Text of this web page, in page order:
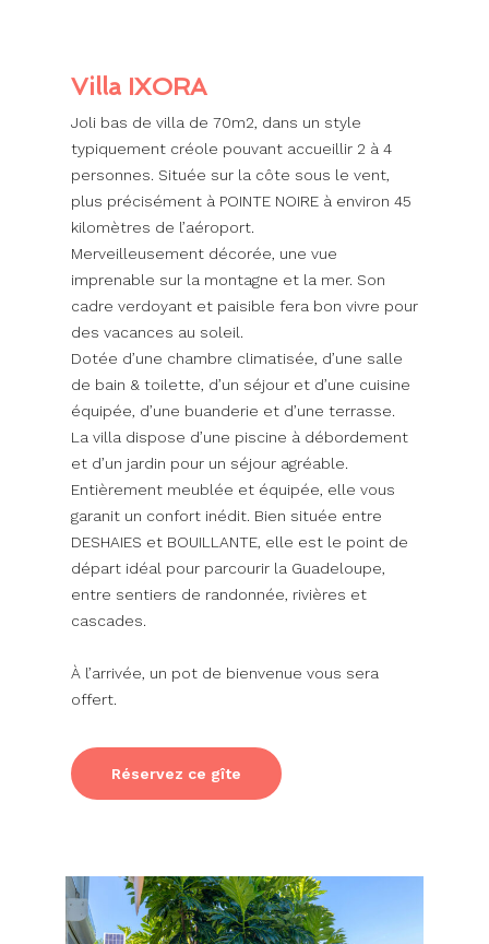
Villa IXORA
Joli bas de villa de 70m2, dans un style
typiquement créole pouvant accueillir 2 à 4
personnes. Située sur la côte sous le vent,
plus précisément à POINTE NOIRE à environ 45
kilomètres de l’aéroport.
Merveilleusement décorée, une vue
imprenable sur la montagne et la mer. Son
cadre verdoyant et paisible fera bon vivre pour
des vacances au soleil.
Dotée d’une chambre climatisée, d’une salle
de bain & toilette, d’un séjour et d’une cuisine
équipée, d’une buanderie et d’une terrasse.
La villa dispose d’une piscine à débordement
et d’un jardin pour un séjour agréable.
Entièrement meublée et équipée, elle vous
garanit un confort inédit. Bien située entre
DESHAIES et BOUILLANTE, elle est le point de
départ idéal pour parcourir la Guadeloupe,
entre sentiers de randonnée, rivières et
cascades.
À l’arrivée, un pot de bienvenue vous sera
offert.
Réservez ce gîte